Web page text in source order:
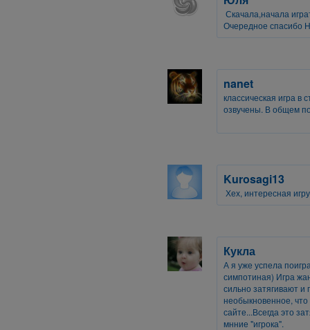
Скачала,начала
Очередное спасибо
nanet
классическая игра в
озвучены. В общем
Kurosagi13
Хех, интересная
Кукла
А я уже успела
симпотиная) Игра
сильно затягивают и
необыкновенное,
сайте...Всегда это
мнние "игрока".